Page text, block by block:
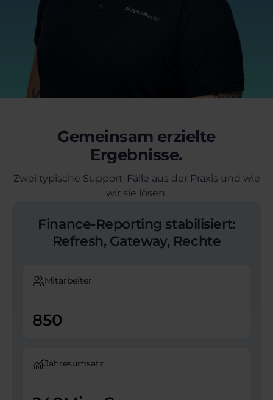
Gemeinsam erzielte
Ergebnisse.
Zwei typische Support-Fälle aus der Praxis und wie
wir sie lösen.
Finance-Reporting stabilisiert:
Refresh, Gateway, Rechte
Mitarbeiter
850
Jahresumsatz